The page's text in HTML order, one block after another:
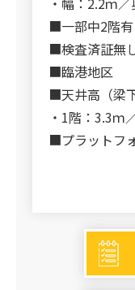
■一部中2階有
■検査済証無
■臨港地区
■天井高（梁下
・1階：3.3ｍ
■プラットフ